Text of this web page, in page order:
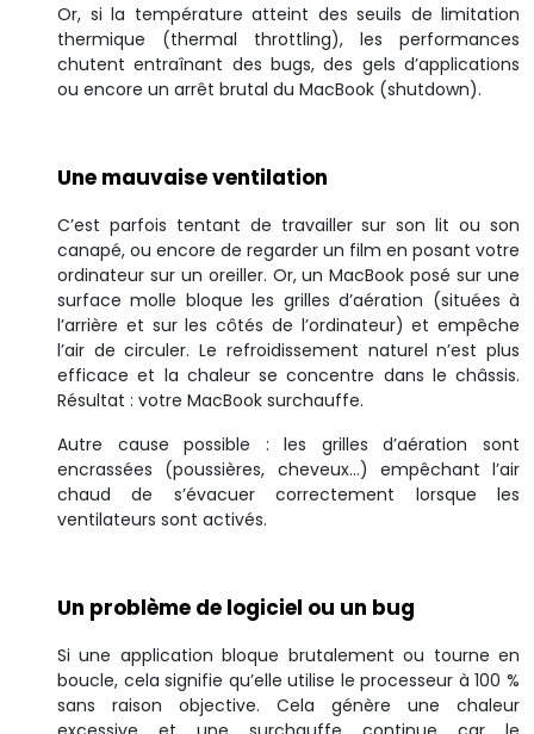
Or, si la température atteint des seuils de limitation
thermique (thermal throttling), les performances
chutent entraînant des bugs, des gels d’applications
ou encore un arrêt brutal du MacBook (shutdown).
Une mauvaise ventilation
C’est parfois tentant de travailler sur son lit ou son
canapé, ou encore de regarder un film en posant votre
ordinateur sur un oreiller. Or, un MacBook posé sur une
surface molle bloque les grilles d’aération (situées à
l’arrière et sur les côtés de l’ordinateur) et empêche
l’air de circuler. Le refroidissement naturel n’est plus
efficace et la chaleur se concentre dans le châssis.
Résultat : votre MacBook surchauffe.
Autre cause possible : les grilles d’aération sont
encrassées (poussières, cheveux…) empêchant l’air
chaud de s’évacuer correctement lorsque les
ventilateurs sont activés.
Un problème de logiciel ou un bug
Si une application bloque brutalement ou tourne en
boucle, cela signifie qu’elle utilise le processeur à 100 %
sans raison objective. Cela génère une chaleur